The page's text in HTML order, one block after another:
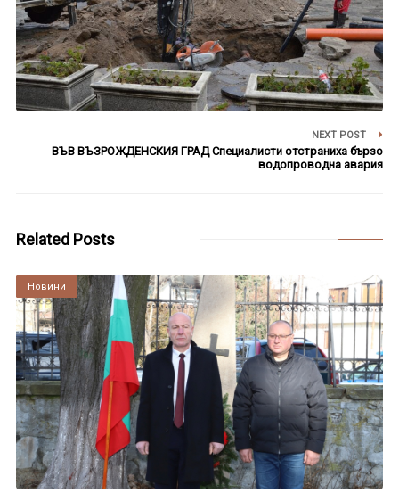
NEXT POST
ВЪВ ВЪЗРОЖДЕНСКИЯ ГРАД Специалисти отстраниха бързо
водопроводна авария
Related Posts
Култура
Новини